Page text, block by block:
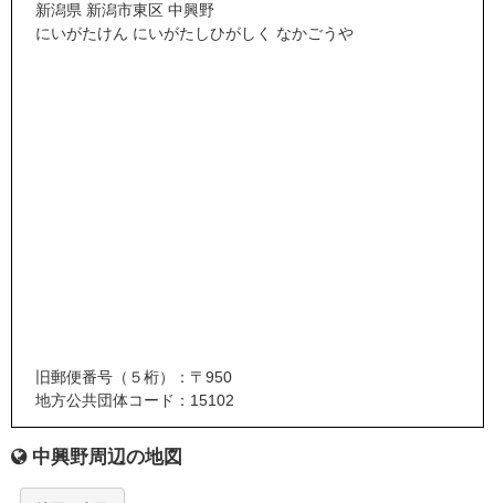
新潟県 新潟市東区 中興野
にいがたけん にいがたしひがしく なかごうや
旧郵便番号（５桁）：〒950
地方公共団体コード：15102
中興野周辺の地図